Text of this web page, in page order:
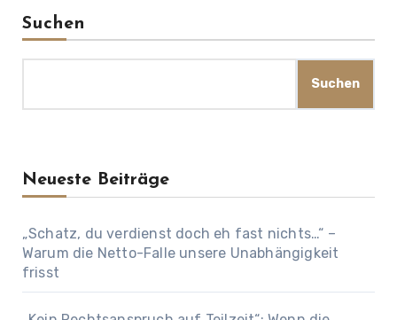
Suchen
Suchen
Neueste Beiträge
„Schatz, du verdienst doch eh fast nichts…“ –
Warum die Netto-Falle unsere Unabhängigkeit
frisst